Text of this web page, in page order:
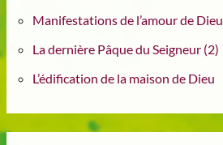
Manifestations de l’amour de Dieu
La dernière Pâque du Seigneur (2)
L’édification de la maison de Dieu